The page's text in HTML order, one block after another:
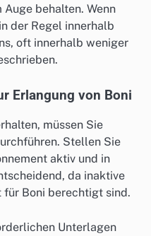
behalten. Wenn
der Regel innerhalb
oft innerhalb weniger
Erlangung von Boni
müssen Sie
Stellen Sie
aktiv und in
da inaktive
Boni berechtigt sind.
Unterlagen